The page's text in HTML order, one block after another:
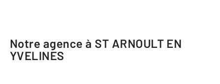
Notre agence à ST ARNOULT EN
YVELINES